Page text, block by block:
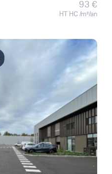
93 €
HT HC /m²/an